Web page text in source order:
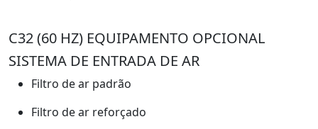
C32 (60 HZ) EQUIPAMENTO OPCIONAL
SISTEMA DE ENTRADA DE AR
Filtro de ar padrão
Filtro de ar reforçado